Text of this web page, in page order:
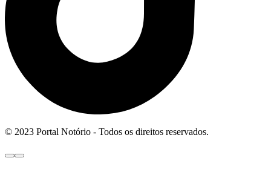
© 2023 Portal Notório - Todos os direitos reservados.